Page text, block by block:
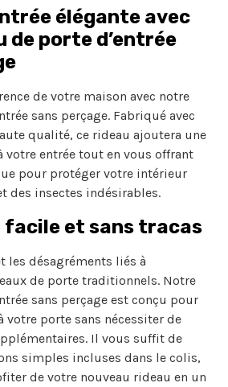
élégante avec
de porte d’entrée
de votre maison avec notre
sans perçage. Fabriqué avec
qualité, ce rideau ajoutera une
votre entrée tout en vous offrant
pour protéger votre intérieur
des insectes indésirables.
et sans tracas
les désagréments liés à
de porte traditionnels. Notre
sans perçage est conçu pour
votre porte sans nécessiter de
Il vous suffit de
simples incluses dans le colis,
de votre nouveau rideau en un